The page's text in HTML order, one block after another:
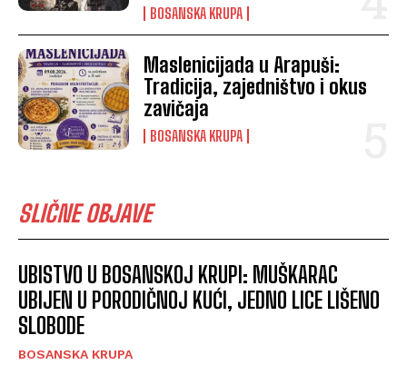
BOSANSKA KRUPA
Maslenicijada u Arapuši:
Tradicija, zajedništvo i okus
zavičaja
BOSANSKA KRUPA
SLIČNE OBJAVE
UBISTVO U BOSANSKOJ KRUPI: MUŠKARAC
UBIJEN U PORODIČNOJ KUĆI, JEDNO LICE LIŠENO
SLOBODE
BOSANSKA KRUPA